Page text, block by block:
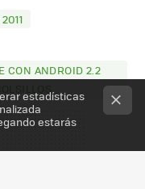
CON ANDROID 2.2
estadísticas
estarás